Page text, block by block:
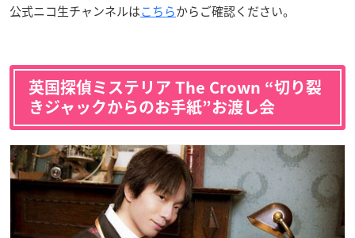
公式ニコ生チャンネルはこちらからご確認ください。
英国探偵ミステリア The Crown “切り裂
きジャックからのお手紙”お渡し会